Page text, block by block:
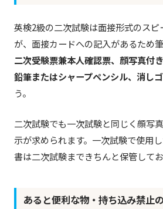
英検2級の二次試験は面接形式のス
が、面接カードへの記入があるため
二次受験票兼本人確認票、顔写真付
鉛筆またはシャープペンシル、消し
う。
二次試験でも一次試験と同じく顔写
示が求められます。一次試験で使用
書は二次試験まできちんと保管してお
あると便利な物・持ち込み禁止